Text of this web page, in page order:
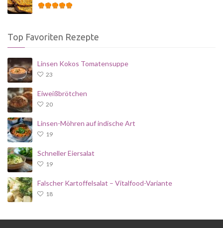
Top Favoriten Rezepte
Linsen Kokos Tomatensuppe
23
Eiweißbrötchen
20
Linsen-Möhren auf indische Art
19
Schneller Eiersalat
19
Falscher Kartoffelsalat – Vitalfood-Variante
18